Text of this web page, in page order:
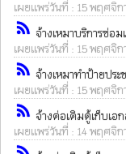
เผยแพร่วันที่ : 15 พฤศจิก
rss_feed จ้างเหมาบริการซ่อ
เผยแพร่วันที่ : 15 พฤศจิก
rss_feed จ้างเหมาทำป้ายปร
เผยแพร่วันที่ : 15 พฤศจิก
rss_feed จ้างต่อเติมตู้เก็บเอ
เผยแพร่วันที่ : 14 พฤศจิก